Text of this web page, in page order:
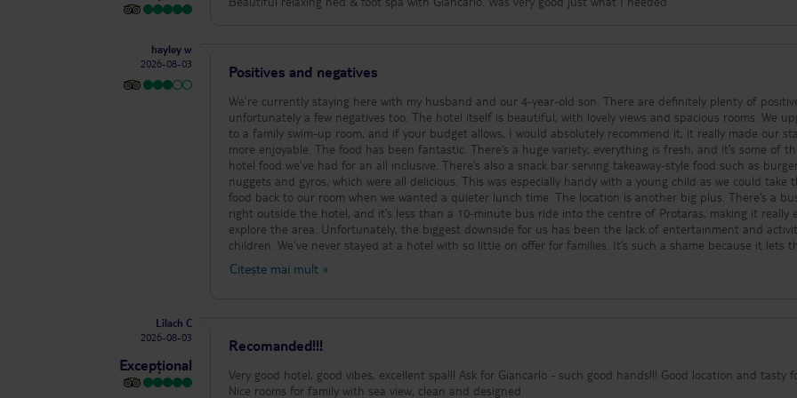
hayley w
2026-08-03
Positives and negatives
We’re currently staying here with my husband and our 4-year-old son. There are definitely plenty of
unfortunately a few negatives too. The hotel itself is beautiful, with lovely views and spacious rooms. We upgraded
to a family swim-up room, and if your budget allows, I would absolutely recommend it, it really made our
more enjoyable. The food has been fantastic. There’s a huge variety, everything is fresh, and it’s some of the best
hotel food we’ve had for an all inclusive. There’s also a snack bar serving takeaway-style food such as
nuggets and gyros, which were all delicious. This was especially handy with a young child as we could take
food back to our room when we wanted a quieter lunch time. The location is another big plus. There’s a bus stop
right outside the hotel, and it’s less than a 10-minute bus ride into the centre of Protaras, making it really
explore the area. Unfortunately, the biggest downside for us has been the lack of entertainment and activities for
children. We’ve never stayed at a hotel with so little on offer for families. It’s such a shame because it lets
hotel down. All of the evening entertainment takes place on one outdoor terrace, but there simply isn’t enough
seating for the number of guests during the summer. One evening there was a DJ, but we couldn’t stay
sitting inside the lobby in the evenings instead, which isn’t ideal especially if you’re holidaying with young
seating or an alternative entertainment area. Housekeeping was also quite inconsistent. Our room was only
cleaned twice during our week-long stay, which was disappointing. Another issue was the lack of sunbeds around
Citește mai mult »
Lilach C
2026-08-03
Excepțional
Recomanded!!!
Very good hotel, good vibes, excellent spa!!! Ask for Giancarlo - such good hands!!! Good location and tasty food!
Nice rooms for family with sea view, clean and designed